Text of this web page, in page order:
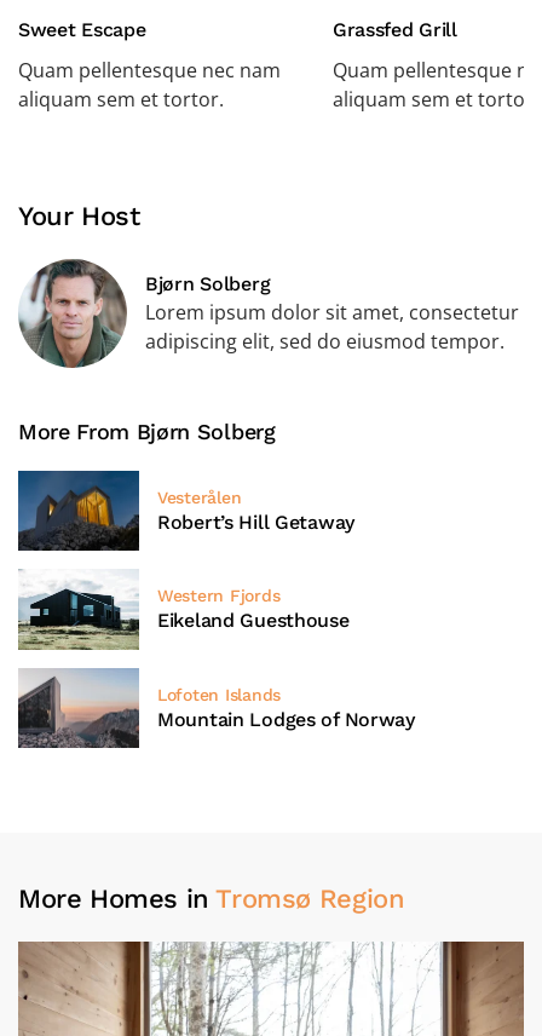
Sweet Escape
Quam pellentesque nec nam
aliquam sem et tortor.
Grassfed Grill
Quam pellentesque
aliquam sem et tortor.
Your Host
Bjørn Solberg
Lorem ipsum dolor sit amet, consectetur
adipiscing elit, sed do eiusmod tempor.
More From Bjørn Solberg
Vesterålen
Robert’s Hill Getaway
Western Fjords
Eikeland Guesthouse
Lofoten Islands
Mountain Lodges of Norway
More Homes inTromsø Region